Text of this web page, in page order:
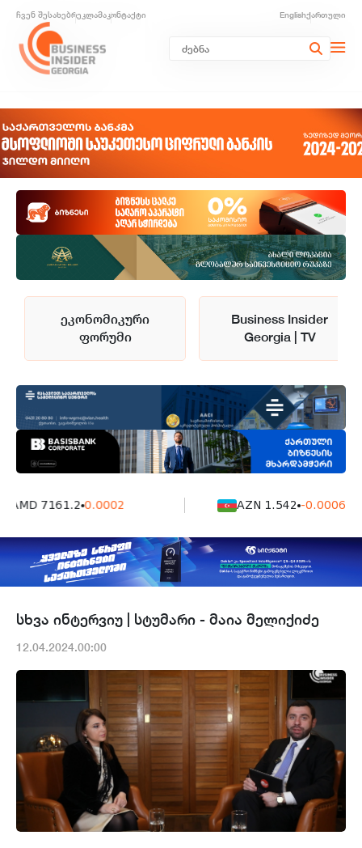
ჩვენ შესახებრეკლამაკონტაქტი Englishქართული
ეკონომიკური
ფორუმი
Business Insider
Georgia | TV
AMD 7161.2 0.0002 AZN 1.542 -0.0006
სხვა ინტერვიუ | სტუმარი - მაია მელიქიძე
12.04.2024.00:00